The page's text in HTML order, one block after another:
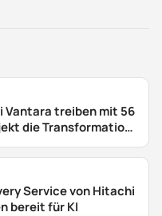
Vantara treiben mit 56
die Transformation
Service von Hitachi
bereit für KI